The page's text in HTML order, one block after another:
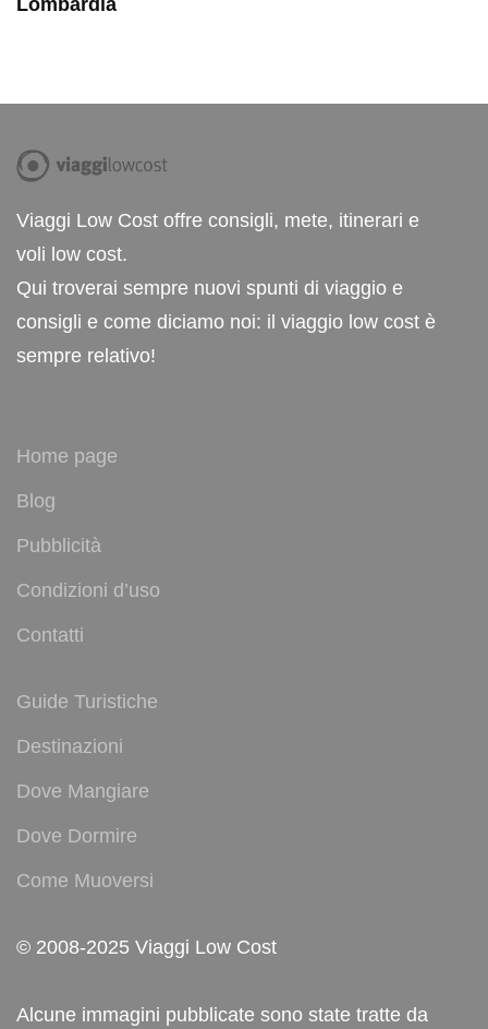
Lombardia
Viaggi Low Cost offre consigli, mete, itinerari e
voli low cost.
Qui troverai sempre nuovi spunti di viaggio e
consigli e come diciamo noi: il viaggio low cost è
sempre relativo!
Home page
Blog
Pubblicità
Condizioni d’uso
Contatti
Guide Turistiche
Destinazioni
Dove Mangiare
Dove Dormire
Come Muoversi
© 2008-2025 Viaggi Low Cost
Alcune immagini pubblicate sono state tratte da